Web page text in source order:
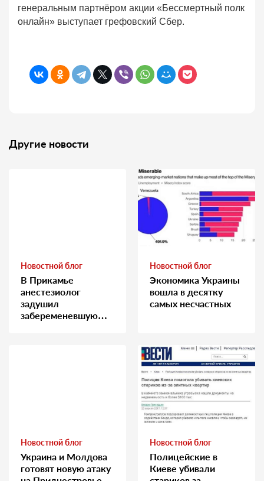
генеральным партнёром акции «Бессмертный полк
онлайн» выступает грефовский Сбер.
Другие новости
Новостной блог
В Прикамье
анестезиолог
задушил
забеременевшую
Новостной блог
Экономика Украины
вошла в десятку
самых несчастных
Новостной блог
Украина и Молдова
готовят новую атаку
Новостной блог
Полицейские в
Киеве убивали